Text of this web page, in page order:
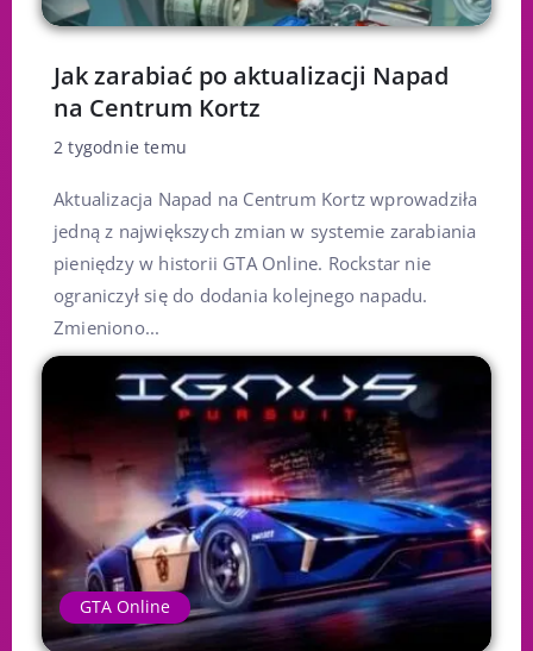
Jak zarabiać po aktualizacji Napad
na Centrum Kortz
2 tygodnie temu
Aktualizacja Napad na Centrum Kortz wprowadziła
jedną z największych zmian w systemie zarabiania
pieniędzy w historii GTA Online. Rockstar nie
ograniczył się do dodania kolejnego napadu.
Zmieniono...
GTA Online